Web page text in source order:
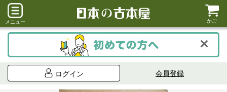
メニュー かご
ログイン 会員登録